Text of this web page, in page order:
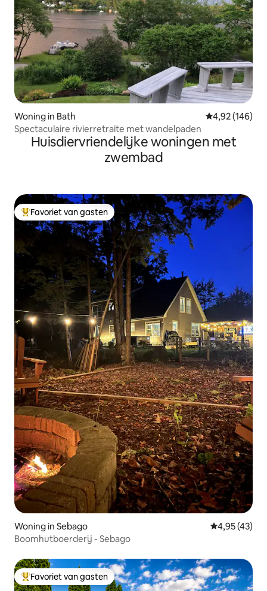
Woning in Bath Gemiddelde
4,92 (146)
Spectaculaire rivierretraite met wandelpaden
Huisdiervriendelijke woningen met
zwembad
Topfavoriet van gasten
Favoriet van gasten
Woning in Sebago Gemiddelde
4,95 (43)
Boomhutboerderij - Sebago
Topfavoriet van gasten
Favoriet van gasten